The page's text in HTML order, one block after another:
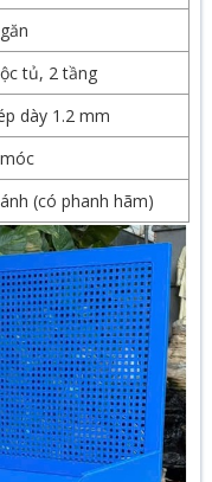
tủ, 2 tầng
dày 1.2 mm
(có phanh hãm)